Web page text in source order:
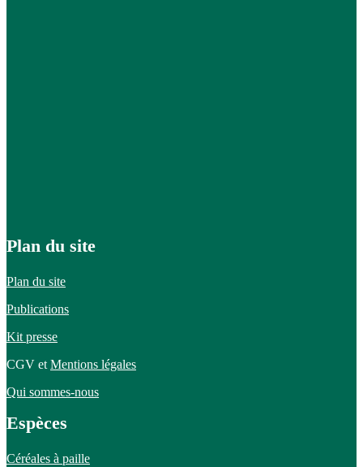
Plan du site
Plan du site
Publications
Kit presse
CGV et Mentions légales
Qui sommes-nous
Espèces
Céréales à paille